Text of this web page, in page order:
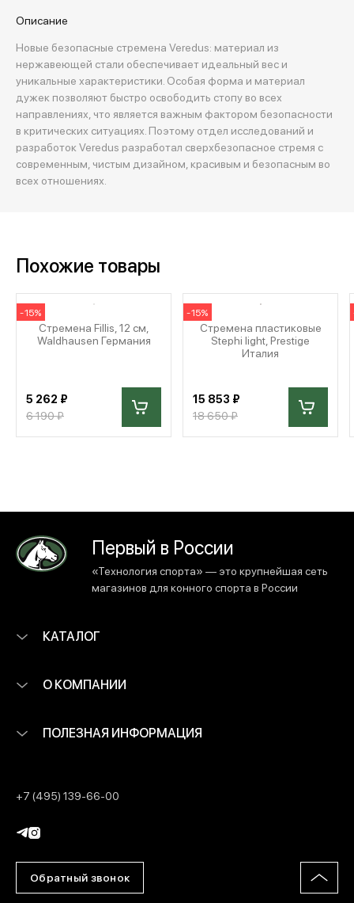
Описание
Новые безопасные стремена Veredus: материал из
нержавеющей стали обеспечивает идеальный вес и
уникальные характеристики. Особая форма и материал
дужек позволяют быстро освободить стопу во всех
направлениях, что является важным фактором безопасности
в критических ситуациях. Поэтому отдел исследований и
разработок Veredus разработал сверхбезопасное стремя с
современным, чистым дизайном, красивым и безопасным во
всех отношениях.
Похожие товары
-15%
Стремена Fillis, 12 см,
Waldhausen Германия
5 262 ₽
6 190 ₽
-15%
Стремена пластиковые
Stephi light, Prestige
Италия
15 853 ₽
18 650 ₽
Первый в России
«Технология спорта» — это крупнейшая сеть
магазинов для конного спорта в России
КАТАЛОГ
О КОМПАНИИ
ПОЛЕЗНАЯ ИНФОРМАЦИЯ
+7 (495) 139-66-00
Обратный звонок